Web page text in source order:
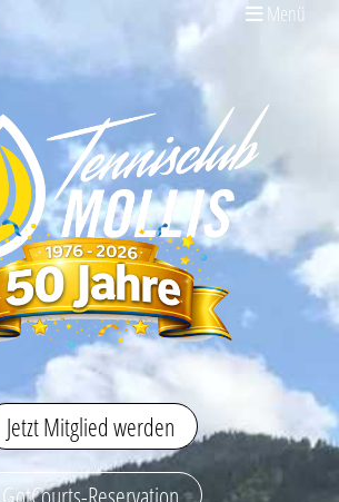
Menü
Jetzt Mitglied werden
GotCourts-Reservation